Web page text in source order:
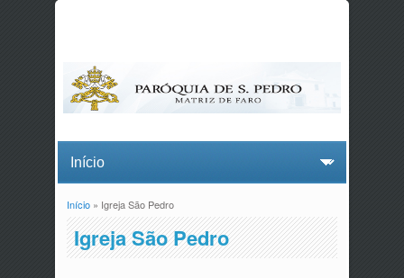
Está aqui
Início» Igreja São Pedro
Igreja São Pedro